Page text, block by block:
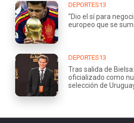
DEPORTES13
"Dio el sí para
europeo que se
DEPORTES13
Tras salida de
oficializado como
selección de